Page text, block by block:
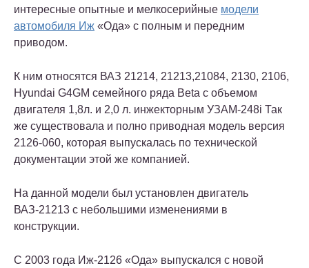
интересные опытные и мелкосерийные модели
автомобиля Иж «Ода» с полным и передним
приводом.
К ним относятся ВАЗ 21214, 21213,21084, 2130, 2106,
Hyundai G4GM семейного ряда Beta с объемом
двигателя 1,8л. и 2,0 л. инжекторным УЗАМ-248i Так
же существовала и полно приводная модель версия
2126-060, которая выпускалась по технической
документации этой же компанией.
На данной модели был установлен двигатель
ВАЗ-21213 с небольшими изменениями в
конструкции.
С 2003 года Иж-2126 «Ода» выпускался с новой